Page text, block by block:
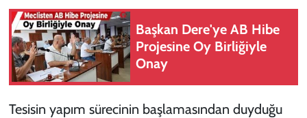
Başkan Dere'ye AB Hibe
Projesine Oy Birliğiyle
Onay
Tesisin yapım sürecinin başlamasından duyduğu